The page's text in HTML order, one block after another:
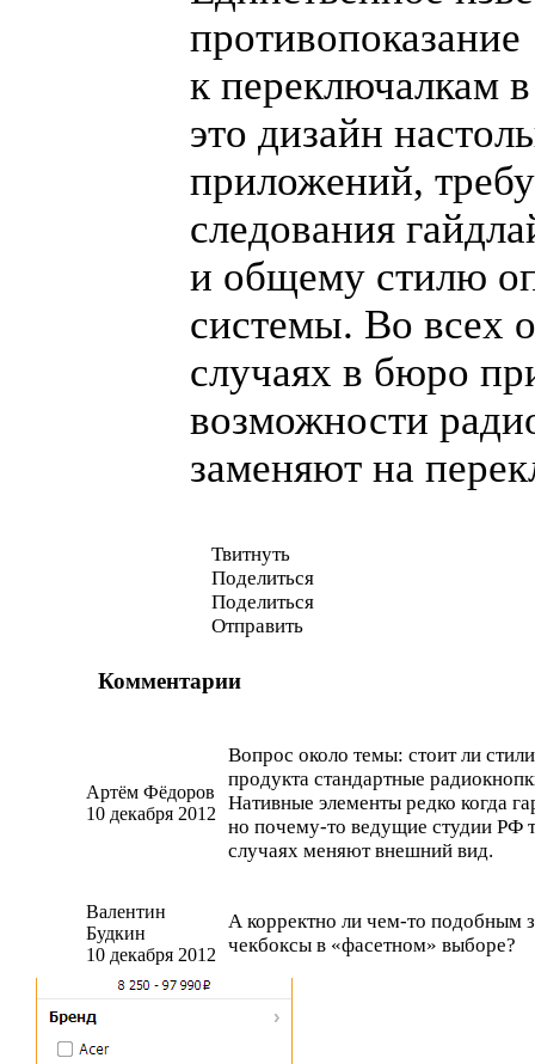
противопоказание
к переключалкам
это дизайн
приложений,
следования
и общему стилю
системы. Во всех
случаях в бюро
возможности
заменяют на
Твитнуть
Поделиться
Поделиться
Отправить
Комментарии
Артём Фёдоров
10 декабря 2012
Вопрос около темы: стоит ли
продукта стандартные
Нативные элементы редко когда
но почему-то ведущие студии РФ
случаях меняют внешний вид.
Валентин
Будкин
10 декабря 2012
А корректно ли чем-то подобным
чекбоксы в «фасетном» выборе?